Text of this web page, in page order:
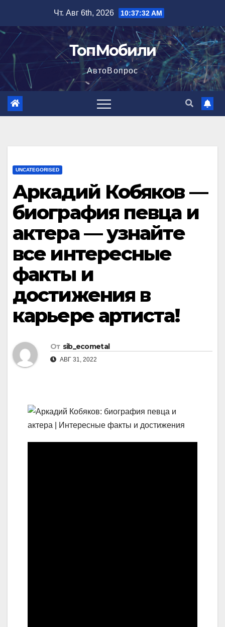
содержимому
Чт. Авг 6th, 2026 10:37:33 AM
ТопМобили
АвтоВопрос
UNCATEGORISED
Аркадий Кобяков —
биография певца и
актера — узнайте
все интересные
факты и
достижения в
карьере артиста!
От sib_ecometal
АВГ 31, 2022